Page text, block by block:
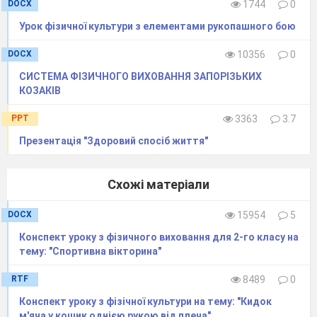
5. Робота з дидактичними
Станція «Відповідайка»
Вправи рівноваги (ходьба по
Діти відповідають на питання за
DOCX 1744
0
Урок фізичної культури з елементами рукопашного бою
DOCX 10356
0
СИСТЕМА ФІЗИЧНОГО ВИХОВАННЯ ЗАПОРІЗЬКИХ
КОЗАКІВ
PPT 3363
3.7
Презентація "Здоровий спосіб життя"
Схожі матеріали
DOCX 15954
5
Конспект уроку з фізичного виховання для 2-го класу на
тему: "Спортивна вікторина"
RTF 8489
0
Конспект уроку з фізічної культури на тему: "Кидок